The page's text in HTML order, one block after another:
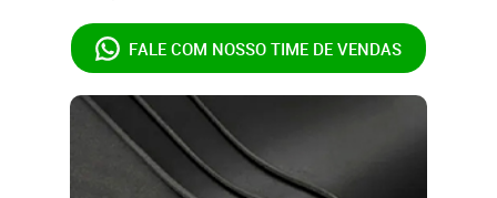
FALE COM NOSSO TIME DE VENDAS